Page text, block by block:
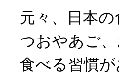
元々、日本
つおやあご
食べる習慣が